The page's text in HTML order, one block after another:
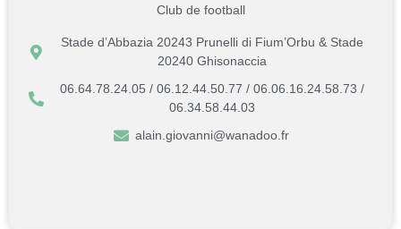
Club de football
Stade d’Abbazia 20243 Prunelli di Fium’Orbu & Stade
20240 Ghisonaccia
06.64.78.24.05 / 06.12.44.50.77 / 06.06.16.24.58.73 /
06.34.58.44.03
alain.giovanni@wanadoo.fr